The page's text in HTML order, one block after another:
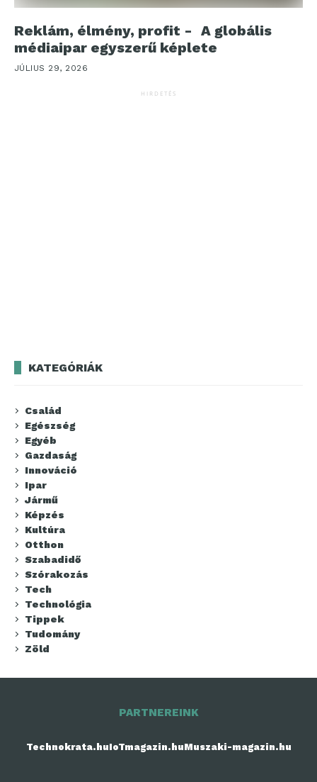
Reklám, élmény, profit - A globális
médiaipar egyszerű képlete
JÚLIUS 29, 2026
HIRDETÉS
KATEGÓRIÁK
Család
Egészség
Egyéb
Gazdaság
Innováció
Ipar
Jármű
Képzés
Kultúra
Otthon
Szabadidő
Szórakozás
Tech
Technológia
Tippek
Tudomány
Zöld
PARTNEREINK
Technokrata.huIoTmagazin.huMuszaki-magazin.hu